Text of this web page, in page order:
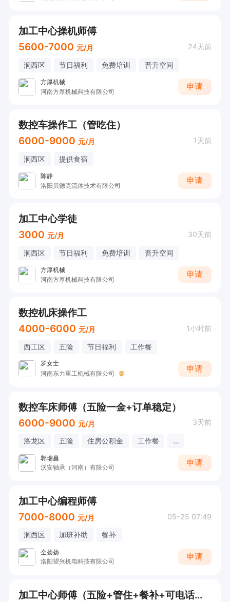
加工中心操机师傅
5600-7000 元/月 24天前
涧西区 节日福利 免费培训 晋升空间
方厚机械
河南方厚机械科技有限公司
申请
数控车操作工（管吃住）
6000-9000 元/月 1天前
涧西区 提供食宿
陈静
洛阳贝德克流体技术有限公司
申请
加工中心学徒
3000 元/月 30天前
涧西区 节日福利 免费培训 晋升空间
方厚机械
河南方厚机械科技有限公司
申请
数控机床操作工
4000-6000 元/月 1小时前
西工区 五险 节日福利 工作餐
罗女士
河南东力重工机械有限公司
申请
数控车床师傅（五险一金+订单稳定）
6000-9000 元/月 3天前
洛龙区 五险 住房公积金 工作餐 ...
郭瑞昌
沃安轴承（河南）有限公司
申请
加工中心编程师傅
7000-8000 元/月 05-25 07:49
涧西区 加班补助 餐补
仝扬扬
洛阳望兴机电科技有限公司
申请
加工中心师傅（五险+管住+餐补+可电话详询）